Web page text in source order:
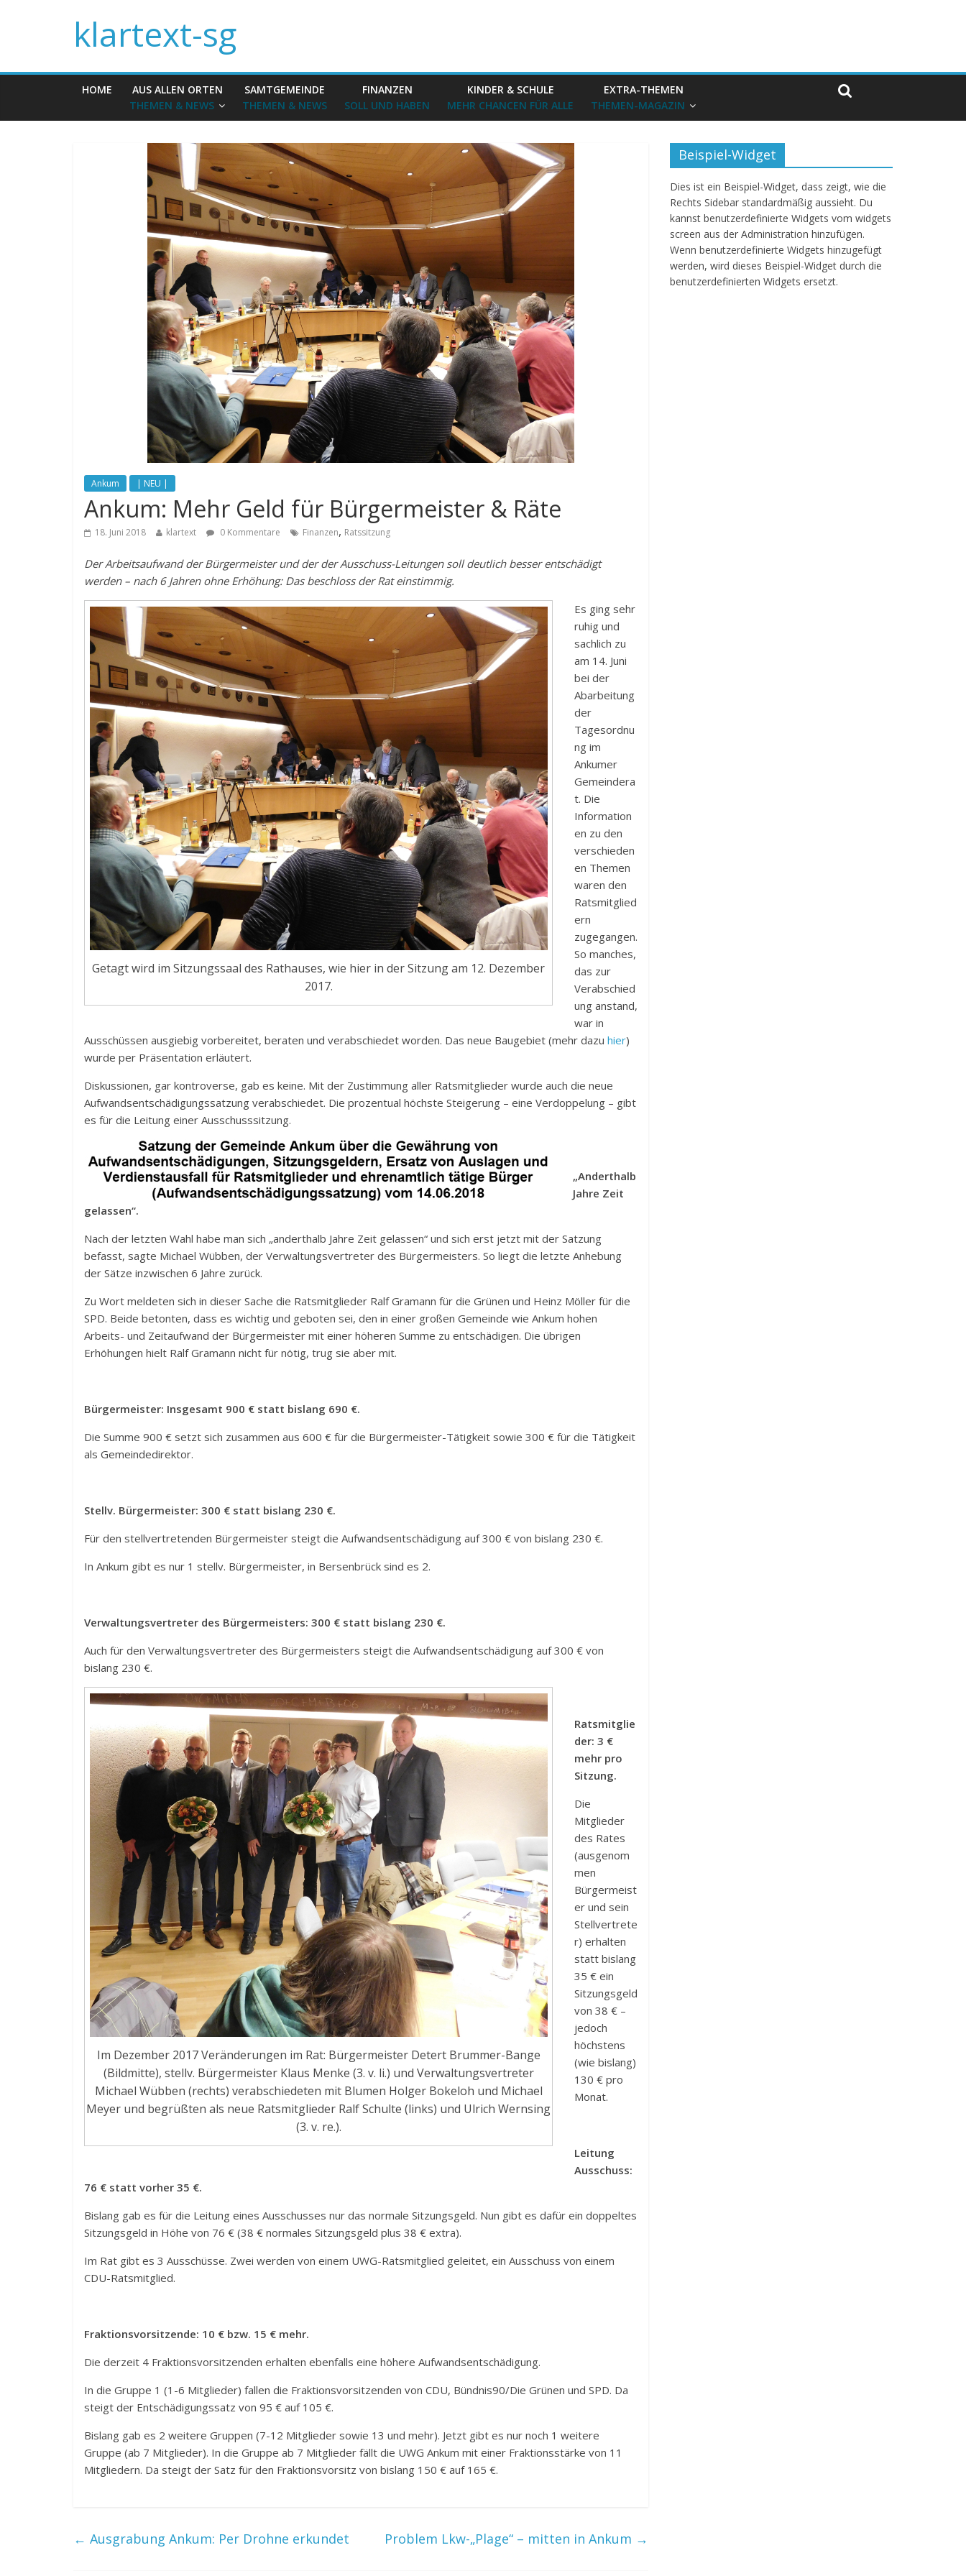
klartext-sg
HOME
AUS ALLEN ORTEN
THEMEN & NEWS
SAMTGEMEINDE
THEMEN & NEWS
FINANZEN
SOLL UND HABEN
KINDER & SCHULE
MEHR CHANCEN FÜR ALLE
EXTRA-THEMEN
THEMEN-MAGAZIN
Ankum | NEU |
Ankum: Mehr Geld für Bürgermeister & Räte
18. Juni 2018 klartext 0 Kommentare Finanzen, Ratssitzung
Der Arbeitsaufwand der Bürgermeister und der der Ausschuss-Leitungen soll deutlich besser entschädigt
werden – nach 6 Jahren ohne Erhöhung: Das beschloss der Rat einstimmig.
Getagt wird im Sitzungssaal des Rathauses, wie hier in der Sitzung am 12. Dezember
2017.
Es ging sehr
ruhig und
sachlich zu
am 14. Juni
bei der
Abarbeitung
der
Tagesordnu
ng im
Ankumer
Gemeindera
t. Die
Information
en zu den
verschieden
en Themen
waren den
Ratsmitglied
ern
zugegangen.
So manches,
das zur
Verabschied
ung anstand,
war in
Ausschüssen ausgiebig vorbereitet, beraten und verabschiedet worden. Das neue Baugebiet (mehr dazu hier)
wurde per Präsentation erläutert.
Diskussionen, gar kontroverse, gab es keine. Mit der Zustimmung aller Ratsmitglieder wurde auch die neue
Aufwandsentschädigungssatzung verabschiedet. Die prozentual höchste Steigerung – eine Verdoppelung – gibt
es für die Leitung einer Ausschusssitzung.
„Anderthalb
Jahre Zeit
gelassen“.
Nach der letzten Wahl habe man sich „anderthalb Jahre Zeit gelassen“ und sich erst jetzt mit der Satzung
befasst, sagte Michael Wübben, der Verwaltungsvertreter des Bürgermeisters. So liegt die letzte Anhebung
der Sätze inzwischen 6 Jahre zurück.
Zu Wort meldeten sich in dieser Sache die Ratsmitglieder Ralf Gramann für die Grünen und Heinz Möller für die
SPD. Beide betonten, dass es wichtig und geboten sei, den in einer großen Gemeinde wie Ankum hohen
Arbeits- und Zeitaufwand der Bürgermeister mit einer höheren Summe zu entschädigen. Die übrigen
Erhöhungen hielt Ralf Gramann nicht für nötig, trug sie aber mit.
Bürgermeister: Insgesamt 900 € statt bislang 690 €.
Die Summe 900 € setzt sich zusammen aus 600 € für die Bürgermeister-Tätigkeit sowie 300 € für die Tätigkeit
als Gemeindedirektor.
Stellv. Bürgermeister: 300 € statt bislang 230 €.
Für den stellvertretenden Bürgermeister steigt die Aufwandsentschädigung auf 300 € von bislang 230 €.
In Ankum gibt es nur 1 stellv. Bürgermeister, in Bersenbrück sind es 2.
Verwaltungsvertreter des Bürgermeisters: 300 € statt bislang 230 €.
Auch für den Verwaltungsvertreter des Bürgermeisters steigt die Aufwandsentschädigung auf 300 € von
bislang 230 €.
Im Dezember 2017 Veränderungen im Rat: Bürgermeister Detert Brummer-Bange
(Bildmitte), stellv. Bürgermeister Klaus Menke (3. v. li.) und Verwaltungsvertreter
Michael Wübben (rechts) verabschiedeten mit Blumen Holger Bokeloh und Michael
Meyer und begrüßten als neue Ratsmitglieder Ralf Schulte (links) und Ulrich Wernsing
(3. v. re.).
Ratsmitglie
der: 3 €
mehr pro
Sitzung.
Die
Mitglieder
des Rates
(ausgenom
men
Bürgermeist
er und sein
Stellvertrete
r) erhalten
statt bislang
35 € ein
Sitzungsgeld
von 38 € –
jedoch
höchstens
(wie bislang)
130 € pro
Monat.
Leitung
Ausschuss:
76 € statt vorher 35 €.
Bislang gab es für die Leitung eines Ausschusses nur das normale Sitzungsgeld. Nun gibt es dafür ein doppeltes
Sitzungsgeld in Höhe von 76 € (38 € normales Sitzungsgeld plus 38 € extra).
Im Rat gibt es 3 Ausschüsse. Zwei werden von einem UWG-Ratsmitglied geleitet, ein Ausschuss von einem
CDU-Ratsmitglied.
Fraktionsvorsitzende: 10 € bzw. 15 € mehr.
Die derzeit 4 Fraktionsvorsitzenden erhalten ebenfalls eine höhere Aufwandsentschädigung.
In die Gruppe 1 (1-6 Mitglieder) fallen die Fraktionsvorsitzenden von CDU, Bündnis90/Die Grünen und SPD. Da
steigt der Entschädigungssatz von 95 € auf 105 €.
Bislang gab es 2 weitere Gruppen (7-12 Mitglieder sowie 13 und mehr). Jetzt gibt es nur noch 1 weitere
Gruppe (ab 7 Mitglieder). In die Gruppe ab 7 Mitglieder fällt die UWG Ankum mit einer Fraktionsstärke von 11
Mitgliedern. Da steigt der Satz für den Fraktionsvorsitz von bislang 150 € auf 165 €.
← Ausgrabung Ankum: Per Drohne erkundet Problem Lkw-„Plage“ – mitten in Ankum →
Beispiel-Widget
Dies ist ein Beispiel-Widget, dass zeigt, wie die
Rechts Sidebar standardmäßig aussieht. Du
kannst benutzerdefinierte Widgets vom widgets
screen aus der Administration hinzufügen.
Wenn benutzerdefinierte Widgets hinzugefügt
werden, wird dieses Beispiel-Widget durch die
benutzerdefinierten Widgets ersetzt.